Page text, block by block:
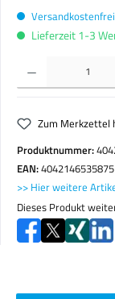
Lieferzeit 1-3
Produkt Anzahl: Gib den
Zum Merkzettel
Produktnummer:
EAN:4042146535875
>> Hier weitere
Dieses Produkt